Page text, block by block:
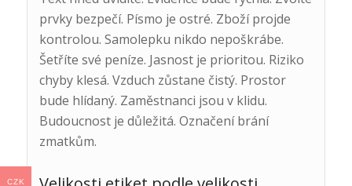
prvky bezpečí. Písmo je ostré. Zboží projde
kontrolou. Samolepku nikdo nepoškrábe.
Šetříte své peníze. Jasnost je prioritou. Riziko
chyby klesá. Vzduch zůstane čistý. Prostor
bude hlídaný. Zaměstnanci jsou v klidu.
Budoucnost je důležitá. Označení brání
zmatkům.
CZK